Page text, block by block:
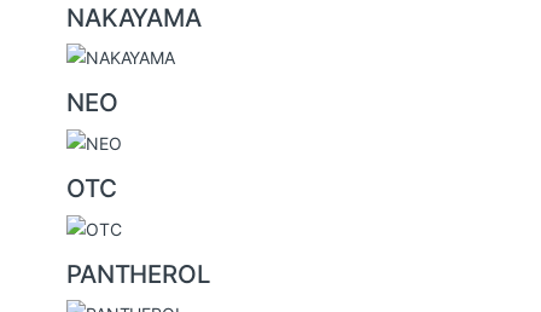
NAKAYAMA
NEO
OTC
PANTHEROL